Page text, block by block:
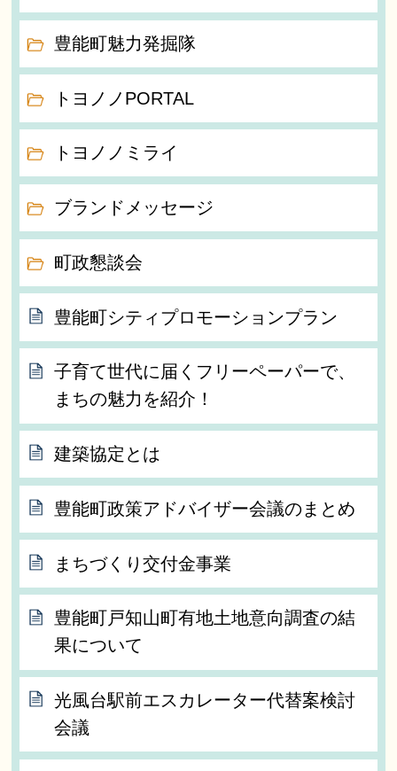
豊能町魅力発掘隊
トヨノノPORTAL
トヨノノミライ
ブランドメッセージ
町政懇談会
豊能町シティプロモーションプラン
子育て世代に届くフリーペーパーで、
まちの魅力を紹介！
建築協定とは
豊能町政策アドバイザー会議のまとめ
まちづくり交付金事業
豊能町戸知山町有地土地意向調査の結
果について
光風台駅前エスカレーター代替案検討
会議